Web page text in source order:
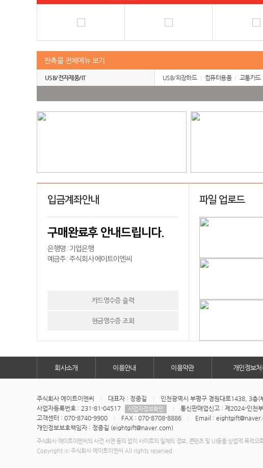
판촉물 전체메뉴 보기
USB/전자제품/IT USB/외장하드 컴퓨터용품 교통카드
입금계좌안내
구매완료후 안내드립니다.
은행명 : 기업은행
예금주 : 주식회사 에이트이엔씨
카드영수증 출력
현금영수증 조회
파일 업로드
회사소개 이용안내 이용약관 개인정보
주식회사 에이트이엔씨 대표자 : 정종길
인천광역시 부평구 경원대로1438, 3층(
사업자등록번호 : 231-81-04517
사업자정보확인
통신판매업신고 : 제2024-인천
고객센터 : 070-8740-9900
FAX : 070-8708-8886
Email :
개인정보보호책임자 : 정종길 (eightgift@naver.com)
주식회사 에이트이엔씨의 사전 서면 동의 없이 사이트의 일체의 정보, 콘텐츠 및 UI등을 상업적 목적으
Copyright ⓒ 주식회사 에이트이엔씨 All rights reserved.